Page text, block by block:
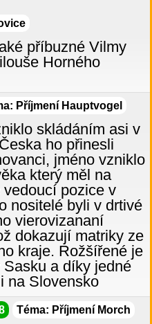
příbuzné Vilmy
Horného
Příjmení Hauptvogel
skládáním asi v
ho přinesli
jméno vzniklo
který měl na
pozice v
nositelé byli v drtivé
vierovizananí
dokazují matriky ze
kraje. Rožšířené je
a díky jedné
na Slovensko
Téma: Příjmení Morch